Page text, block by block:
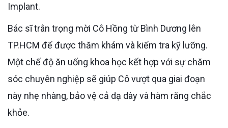
Implant.
Bác sĩ trân trọng mời Cô Hồng từ Bình Dương lên
TP.HCM để được thăm khám và kiểm tra kỹ lưỡng.
Một chế độ ăn uống khoa học kết hợp với sự chăm
sóc chuyên nghiệp sẽ giúp Cô vượt qua giai đoạn
này nhẹ nhàng, bảo vệ cả dạ dày và hàm răng chắc
khỏe.